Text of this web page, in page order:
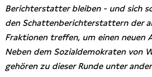
Berichterstatter bleiben - und sich
den Schattenberichterstattern der
Fraktionen treffen, um einen neuen
Neben dem Sozialdemokraten von
gehören zu dieser Runde unter